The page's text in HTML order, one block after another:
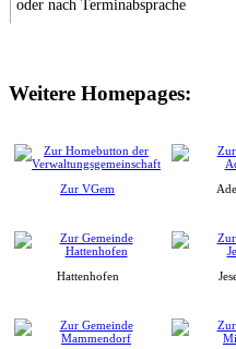
oder nach Terminabsprache
Weitere Homepages:
Zur VGem
Hattenhofen